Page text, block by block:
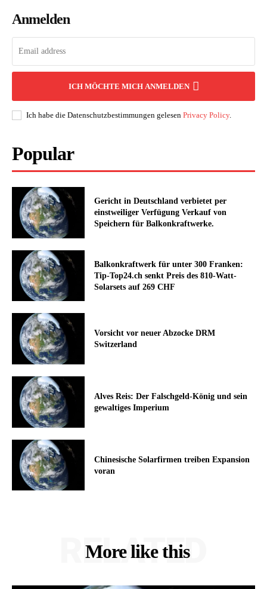
Anmelden
ICH MÖCHTE MICH ANMELDEN
Ich habe die Datenschutzbestimmungen gelesen Privacy Policy.
Popular
Gericht in Deutschland verbietet per
einstweiliger Verfügung Verkauf von
Speichern für Balkonkraftwerke.
Balkonkraftwerk für unter 300 Franken:
Tip-Top24.ch senkt Preis des 810-Watt-
Solarsets auf 269 CHF
Vorsicht vor neuer Abzocke DRM
Switzerland
Alves Reis: Der Falschgeld-König und sein
gewaltiges Imperium
Chinesische Solarfirmen treiben Expansion
voran
More like this
RELATED